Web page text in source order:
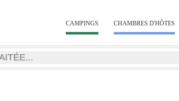
CAMPINGS CHAMBRES D'HÔTES